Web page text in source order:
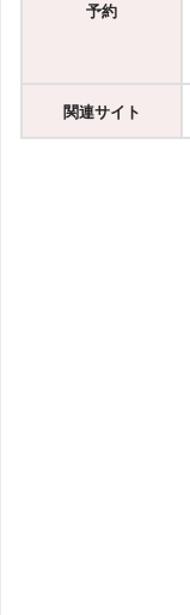
予約
関連サイト